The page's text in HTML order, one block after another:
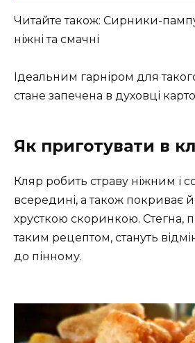
Читайте також: Сирники-
ніжні та смачні
Ідеальним гарніром для
стане запечена в духовці
Як приготувати в
Кляр робить страву ніжним і
всередині, а також покриває
хрусткою скоринкою. Стегна,
таким рецептом, стануть
до пінному.